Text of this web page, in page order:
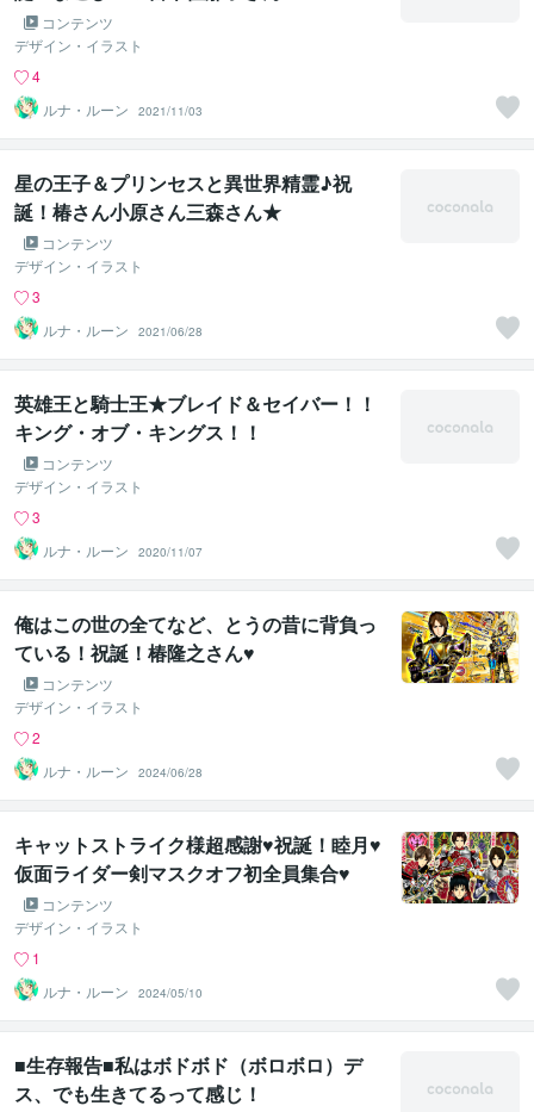
コンテンツ
デザイン・イラスト
4
ルナ・ルーン
2021/11/03
星の王子＆プリンセスと異世界精霊♪祝
誕！椿さん小原さん三森さん★
コンテンツ
デザイン・イラスト
3
ルナ・ルーン
2021/06/28
英雄王と騎士王★ブレイド＆セイバー！！
キング・オブ・キングス！！
コンテンツ
デザイン・イラスト
3
ルナ・ルーン
2020/11/07
俺はこの世の全てなど、とうの昔に背負っ
ている！祝誕！椿隆之さん♥
コンテンツ
デザイン・イラスト
2
ルナ・ルーン
2024/06/28
キャットストライク様超感謝♥祝誕！睦月♥
仮面ライダー剣マスクオフ初全員集合♥
コンテンツ
デザイン・イラスト
1
ルナ・ルーン
2024/05/10
■生存報告■私はボドボド（ボロボロ）デ
ス、でも生きてるって感じ！